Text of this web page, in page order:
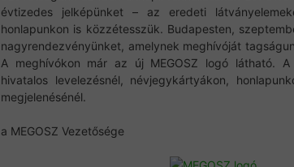
évtizedes jelképünket – az eredeti
honlapunkon is közzétesszük. Budapesten,
nagyrendezvényünket, amelynek meghívóját
A meghívókon már az új MEGOSZ logó látható.
hivatalos levelezésnél, névjegykártyákon,
megjelenésénél.
a MEGOSZ Vezetősége